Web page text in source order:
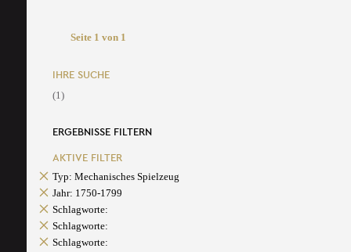
Seite 1 von 1
IHRE SUCHE
(1)
ERGEBNISSE FILTERN
AKTIVE FILTER
Typ: Mechanisches Spielzeug
Jahr: 1750-1799
Schlagworte:
Schlagworte:
Schlagworte: